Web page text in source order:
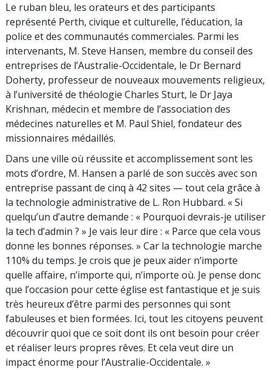
Le ruban bleu, les orateurs et des participants
représenté Perth, civique et culturelle, l’éducation, la
police et des communautés commerciales. Parmi les
intervenants, M. Steve Hansen, membre du conseil des
entreprises de l’Australie-Occidentale, le Dr Bernard
Doherty, professeur de nouveaux mouvements religieux,
à l’université de théologie Charles Sturt, le Dr Jaya
Krishnan, médecin et membre de l’association des
médecines naturelles et M. Paul Shiel, fondateur des
missionnaires médaillés.
Dans une ville où réussite et accomplissement sont les
mots d’ordre, M. Hansen a parlé de son succès avec son
entreprise passant de cinq à 42 sites — tout cela grâce à
la technologie administrative de L. Ron Hubbard. « Si
quelqu’un d’autre demande : « Pourquoi devrais-je utiliser
la tech d’admin ? » Je vais leur dire : « Parce que cela vous
donne les bonnes réponses. » Car la technologie marche
110% du temps. Je crois que je peux aider n’importe
quelle affaire, n’importe qui, n’importe où. Je pense donc
que l’occasion pour cette église est fantastique et je suis
très heureux d’être parmi des personnes qui sont
fabuleuses et bien formées. Ici, tout les citoyens peuvent
découvrir quoi que ce soit dont ils ont besoin pour créer
et réaliser leurs propres rêves. Et cela veut dire un
impact énorme pour l’Australie-Occidentale. »